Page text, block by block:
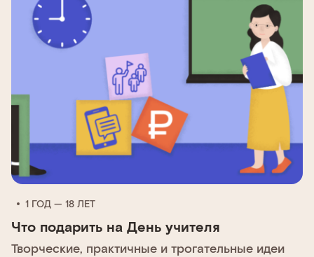
1 ГОД — 18 ЛЕТ
Что подарить на День учителя
Творческие, практичные и трогательные идеи